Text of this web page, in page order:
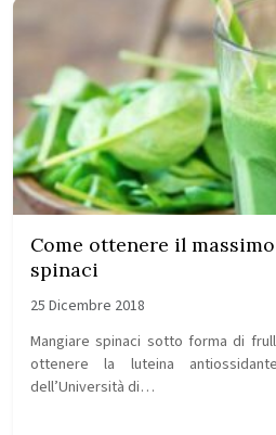
Come ottenere il
spinaci
25 Dicembre 2018
Mangiare spinaci sotto forma di
ottenere la luteina
dell’Università di…